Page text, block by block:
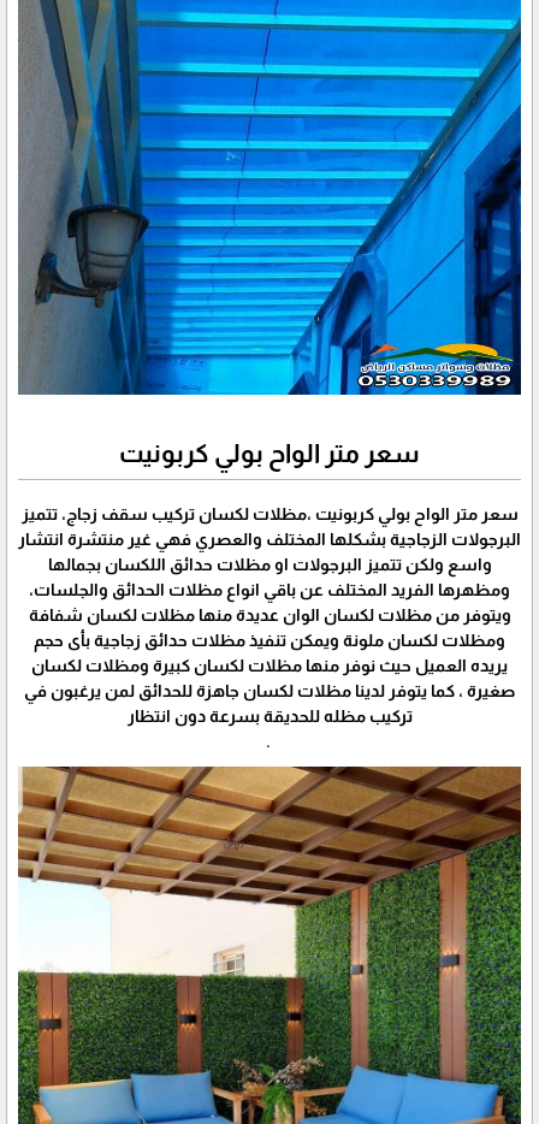
سعر متر الواح بولي كربونيت
سعر متر الواح بولي كربونيت ،مظلات لكسان تركيب سقف زجاج، تتميز
البرجولات الزجاجية بشكلها المختلف والعصري فهي غير منتشرة انتشار
واسع ولكن تتميز البرجولات او مظلات حدائق اللكسان بجمالها
ومظهرها الفريد المختلف عن باقي انواع مظلات الحدائق والجلسات،
ويتوفر من مظلات لكسان الوان عديدة منها مظلات لكسان شفافة
ومظلات لكسان ملونة ويمكن تنفيذ مظلات حدائق زجاجية بأى حجم
يريده العميل حيث نوفر منها مظلات لكسان كبيرة ومظلات لكسان
صغيرة ، كما يتوفر لدينا مظلات لكسان جاهزة للحدائق لمن يرغبون في
تركيب مظله للحديقة بسرعة دون انتظار
.